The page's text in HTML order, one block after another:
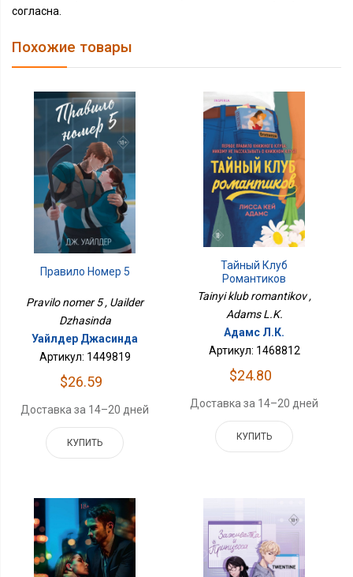
согласна.
Похожие товары
Правило Номер 5
Pravilo nomer 5 , Uailder
Dzhasinda
Уайлдер Джасинда
Артикул: 1449819
$26.59
Доставка за 14–20 дней
КУПИТЬ
Тайный Клуб
Романтиков
Tainyi klub romantikov ,
Adams L.K.
Адамс Л.К.
Артикул: 1468812
$24.80
Доставка за 14–20 дней
КУПИТЬ